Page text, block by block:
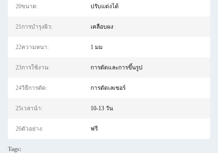
20ขนาด: ปรับแต่งได้
21การบํารุงผิว: เคลือบผง
22ความหนา: 1 มม
23การใช้งาน: การตัดและการขึ้นรูป
24วิธีการตัด: การตัดเลเซอร์
25เวลานำ: 10-13 วัน
26ตัวอย่าง: ฟรี
Tags: